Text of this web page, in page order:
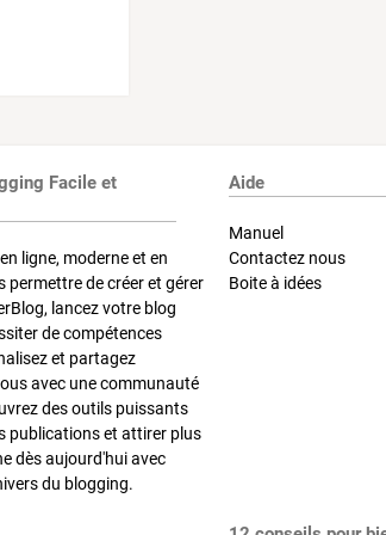
Facile et
ligne, moderne et en
de créer et gérer
lancez votre blog
de compétences
et partagez
avec une communauté
des outils puissants
publications et attirer plus
dès aujourd'hui avec
du blogging.
Aide
Manuel
Contactez nous
Boite à idées